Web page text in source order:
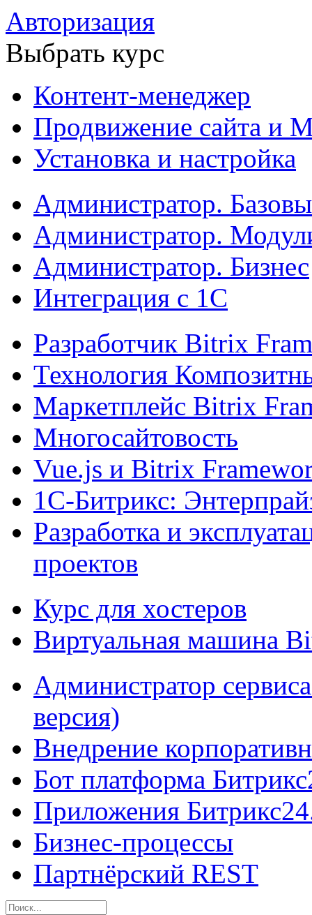
Авторизация
Выбрать курс
Контент-менеджер
Продвижение сайта и
Установка и настройка
Администратор.
Администратор.
Администратор. Бизнес
Интеграция с 1С
Разработчик Bitrix
Технология
Маркетплейс Bitrix
Многосайтовость
Vue.js и Bitrix
1С-Битрикс:
Разработка и
проектов
Курс для хостеров
Виртуальная машина
Администратор
версия)
Внедрение
Бот платформа
Приложения
Бизнес-процессы
Партнёрский REST